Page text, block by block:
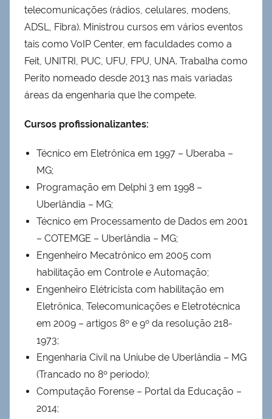
telecomunicações (rádios, celulares, modens,
ADSL, Fibra). Ministrou cursos em vários eventos
tais como VoIP Center, em faculdades como a
Feit, UNITRI, PUC, UFU, FPU, UNA. Trabalha como
Perito nomeado desde 2013 nas mais variadas
áreas da engenharia que lhe compete.
Cursos profissionalizantes:
Técnico em Eletrônica em 1997 – Uberaba –
MG;
Programação em Delphi 3 em 1998 –
Uberlândia – MG;
Técnico em Processamento de Dados em 2001
– COTEMGE – Uberlândia – MG;
Engenheiro Mecatrônico em 2005 com
habilitação em Controle e Automação;
Engenheiro Elétricista com habilitação em
Eletrônica, Telecomunicações e Eletrotécnica
em 2009 – artigos 8º e 9º da resolução 218-
1973;
Engenharia Civil na Uniube de Uberlândia – MG
(Trancado no 8º período);
Computação Forense – Portal da Educação –
2014;